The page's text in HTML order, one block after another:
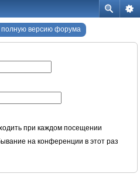
полную версию форума
при каждом посещении
на конференции в этот раз